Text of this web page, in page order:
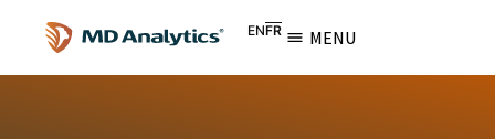
ENFR MENU